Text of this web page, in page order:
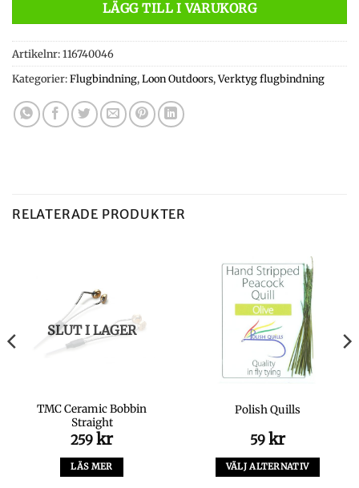
LÄGG TILL I VARUKORG
Artikelnr:116740046
Kategorier:Flugbindning,Loon Outdoors,Verktyg flugbindning
RELATERADE PRODUKTER
SLUT I LAGER
TMC Ceramic Bobbin
Straight
259 kr
LÄS MER
Polish Quills
59 kr
VÄLJ ALTERNATIV